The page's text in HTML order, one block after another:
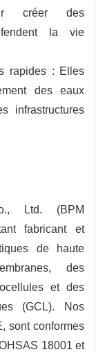
créer des
la vie
rapides : Elles
des eaux
infrastructures
Ltd. (BPM
fabricant et
de haute
des
et des
(GCL). Nos
sont conformes
18001 et